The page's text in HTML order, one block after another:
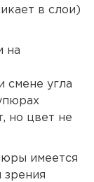
в слои)
на
смене угла
но цвет не
имеется
зрения